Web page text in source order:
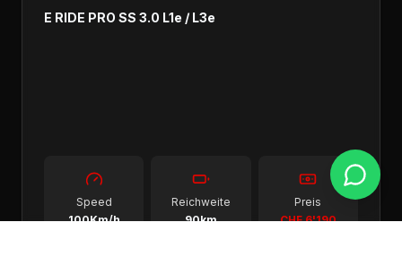
E RIDE PRO SS 3.0 L1e / L3e
Speed
100Km/h
Reichweite
90km
Preis
CHF 6'190